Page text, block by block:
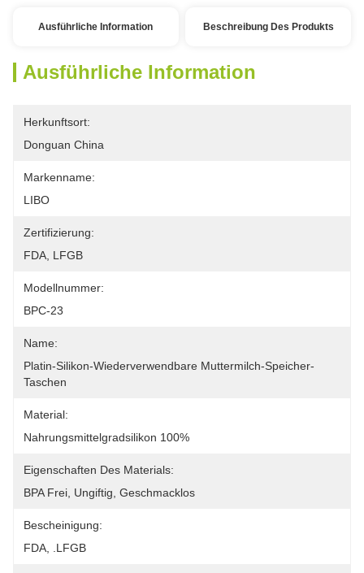
Ausführliche Information Beschreibung Des Produkts
Ausführliche Information
Herkunftsort:
Donguan China
Markenname:
LIBO
Zertifizierung:
FDA, LFGB
Modellnummer:
BPC-23
Name:
Platin-Silikon-Wiederverwendbare Muttermilch-Speicher-
Taschen
Material:
Nahrungsmittelgradsilikon 100%
Eigenschaften Des Materials:
BPA Frei, Ungiftig, Geschmacklos
Bescheinigung:
FDA, .LFGB